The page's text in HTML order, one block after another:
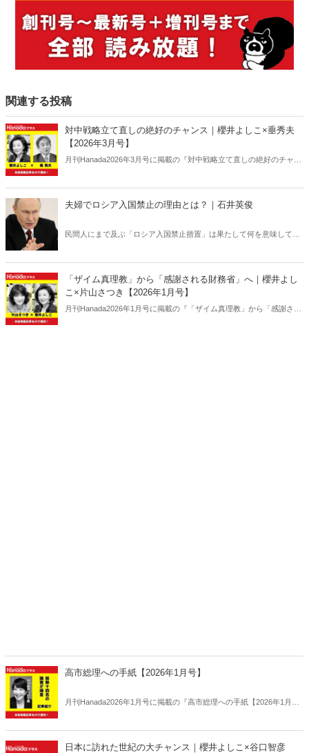
関連する投稿
対中戦略立て直しの絶好のチャンス｜櫻井よしこ×垂秀夫
【2026年3月号】
月刊Hanada2026年3月号に掲載の『対中戦略立て直しの絶好のチャン
夫婦でロシア入国禁止の理由とは？｜石井英俊
民間人にまで及ぶ「ロシア入国禁止措置」は果たして何を意味してい
「ザイム真理教」から「感謝される財務省」へ｜櫻井よし
こ×片山さつき【2026年1月号】
月刊Hanada2026年1月号に掲載の『「ザイム真理教」から「感謝され
高市総理への手紙【2026年1月号】
月刊Hanada2026年1月号に掲載の『高市総理への手紙【2026年1月
日本に訪れた世紀の大チャンス｜櫻井よしこ×谷口智彦